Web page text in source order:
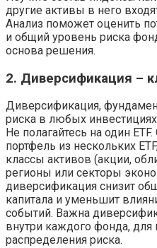
другие активы в него
Анализ поможет оценить
и общий уровень риска
основа решения.
2. Диверсификация –
Диверсификация,
риска в любых
Не полагайтесь на один
портфель из нескольких
классы активов (акции,
регионы или секторы
диверсификация снизит
капитала и уменьшит
событий. Важна
внутри каждого фонда, для
распределения риска.